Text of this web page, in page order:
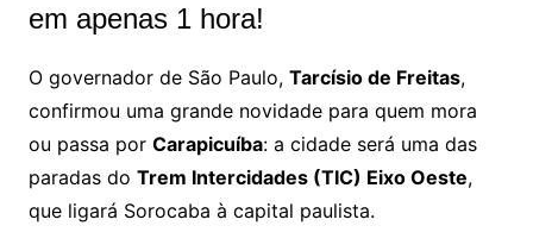
em apenas 1 hora!
O governador de São Paulo, Tarcísio de Freitas,
confirmou uma grande novidade para quem mora
ou passa por Carapicuíba: a cidade será uma das
paradas do Trem Intercidades (TIC) Eixo Oeste,
que ligará Sorocaba à capital paulista.